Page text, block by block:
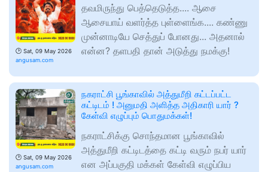
🕑 Sat, 09 May 2026
angusam.com
தவமிருந்து பெத்தெடுத்த.... ஆசை
ஆசையாய் வளர்த்த புள்ளைங்க.... கண்ணு
முன்னாடியே செத்துப் போனது... அதனால்
என்ன? தளபதி தான் அடுத்து நமக்கு!
🕑 Sat, 09 May 2026
angusam.com
நகராட்சி பூங்காவில் அத்துமீறி கட்டப்பட்ட
கட்டிடம் ! அனுமதி அளித்த அதிகாரி யார் ?
கேள்வி எழுப்பும் பொதுமக்கள்!
நகராட்சிக்கு சொந்தமான பூங்காவில்
அத்துமீறி கட்டிடத்தை கட்டி வரும் நபர் யார்
என அப்பகுதி மக்கள் கேள்வி எழுப்பிய